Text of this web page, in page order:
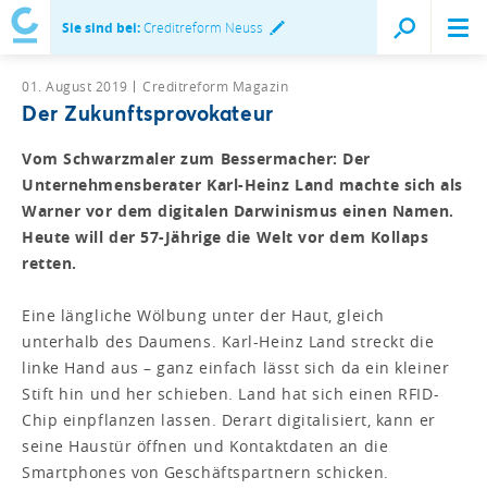
Sie sind bei:Creditreform Neuss
01. August 2019 Creditreform Magazin
Der Zukunftsprovokateur
Vom Schwarzmaler zum Bessermacher: Der
Unternehmensberater Karl-Heinz Land machte sich als
Warner vor dem digitalen Darwinismus einen Namen.
Heute will der 57-Jährige die Welt vor dem Kollaps
retten.
Eine längliche Wölbung unter der Haut, gleich
unterhalb des Daumens. Karl-Heinz Land streckt die
linke Hand aus – ganz einfach lässt sich da ein kleiner
Stift hin und her schieben. Land hat sich einen RFID-
Chip einpflanzen lassen. Derart digitalisiert, kann er
seine Haustür öffnen und Kontaktdaten an die
Smartphones von Geschäftspartnern schicken.